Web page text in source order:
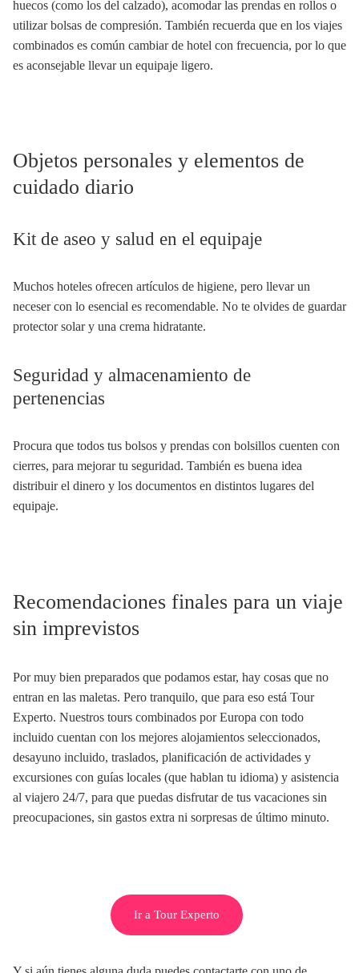
huecos (como los del calzado), acomodar las prendas en rollos o
utilizar bolsas de compresión. También recuerda que en los viajes
combinados es común cambiar de hotel con frecuencia, por lo que
es aconsejable llevar un equipaje ligero.
Objetos personales y elementos de
cuidado diario
Kit de aseo y salud en el equipaje
Muchos hoteles ofrecen artículos de higiene, pero llevar un
neceser con lo esencial es recomendable. No te olvides de guardar
protector solar y una crema hidratante.
Seguridad y almacenamiento de
pertenencias
Procura que todos tus bolsos y prendas con bolsillos cuenten con
cierres, para mejorar tu seguridad. También es buena idea
distribuir el dinero y los documentos en distintos lugares del
equipaje.
Recomendaciones finales para un viaje
sin imprevistos
Por muy bien preparados que podamos estar, hay cosas que no
entran en las maletas. Pero tranquilo, que para eso está Tour
Experto. Nuestros tours combinados por Europa con todo
incluido cuentan con los mejores alojamientos seleccionados,
desayuno incluido, traslados, planificación de actividades y
excursiones con guías locales (que hablan tu idioma) y asistencia
al viajero 24/7, para que puedas disfrutar de tus vacaciones sin
preocupaciones, sin gastos extra ni sorpresas de último minuto.
Ir a Tour Experto